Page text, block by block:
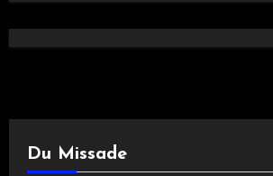
Du Missade